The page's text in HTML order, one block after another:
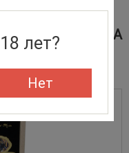
CHAVETA
лет?
Нет